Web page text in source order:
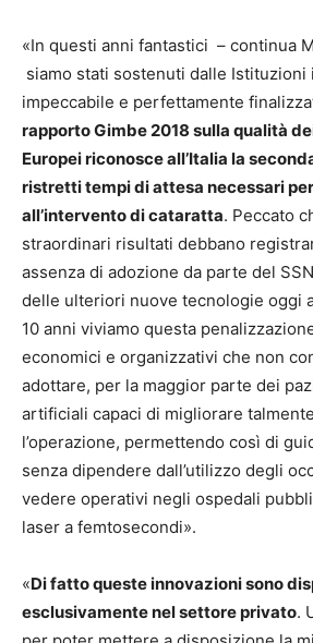
«In questi anni fantastici – continua
siamo stati sostenuti dalle Istituzioni
impeccabile e perfettamente
rapporto Gimbe 2018 sulla qualità
Europei riconosce all’Italia la
ristretti tempi di attesa necessari
all’intervento di cataratta. Peccato
straordinari risultati debbano
assenza di adozione da parte del
delle ulteriori nuove tecnologie oggi
10 anni viviamo questa
economici e organizzativi che non
adottare, per la maggior parte dei
artificiali capaci di migliorare
l’operazione, permettendo così di
senza dipendere dall’utilizzo degli
vedere operativi negli ospedali
laser a femtosecondi».
«Di fatto queste innovazioni sono
esclusivamente nel settore privato.